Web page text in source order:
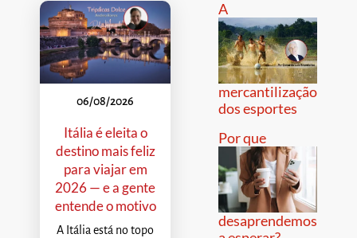
06/08/2026
Itália é eleita o
destino mais feliz
para viajar em
2026 — e a gente
entende o motivo
A Itália está no topo
A
mercantilização
dos esportes
Por que
desaprendemos